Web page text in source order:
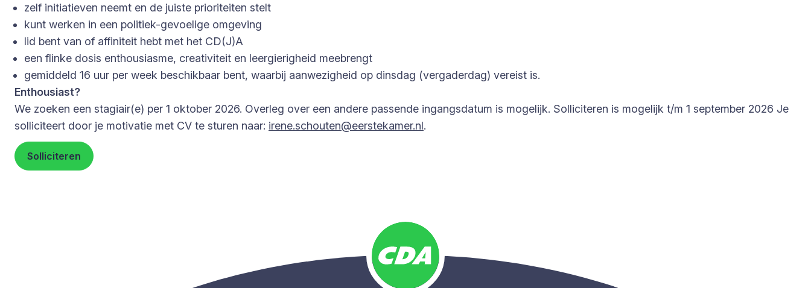
zelf initiatieven neemt en de juiste prioriteiten stelt
kunt werken in een politiek-gevoelige omgeving
lid bent van of affiniteit hebt met het CD(J)A
een flinke dosis enthousiasme, creativiteit en leergierigheid meebrengt
gemiddeld 16 uur per week beschikbaar bent, waarbij aanwezigheid op dinsdag (vergaderdag) vereist is.
Enthousiast?
We zoeken een stagiair(e) per 1 oktober 2026. Overleg over een andere passende ingangsdatum is mogelijk. Solliciteren is mogelijk t/m 1 september 2026 Je
solliciteert door je motivatie met CV te sturen naar: irene.schouten@eerstekamer.nl.
Solliciteren